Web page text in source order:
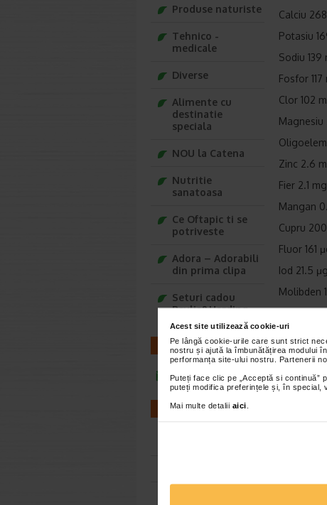
Acest site utilizează cookie-uri
Pe lângă cookie-urile care sunt strict
nostru și ajută la îmbunătățirea modului
performanța site-ului nostru. Partenerii
Puteți face clic pe „Acceptă si
puteți modifica preferințele și, în special,
Mai multe detalii aici
Calciu
Potasiu
Sodiu 139
Fosfor 117
Clor 102
Magnesiu
Zinc 2.6
Fier 2.1 mg
Mangan
Cupru
Fluor 161
Iod 21.5 μg
Molibden
Vitamine
Vitamina
Produse naturiste
Tehnico -
medicale
Diverse
Alimente cu
destinatie
speciala
NOU la Catena
Nutritie
sanatoasa
Ce Oftapic ti se
potriveste
Adora – Adorabili
din prima clipa
Seturi cadou
Baylis&Harding
CONTACT
infoline@catena.ro
FARMACII